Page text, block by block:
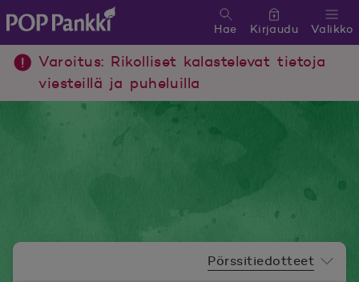
POP Pankki, etusivulle
Valikko
Hae Kirjaudu
Varoitus: Rikolliset kalastelevat tietoja
viesteillä ja puheluilla
Pörssitiedotteet